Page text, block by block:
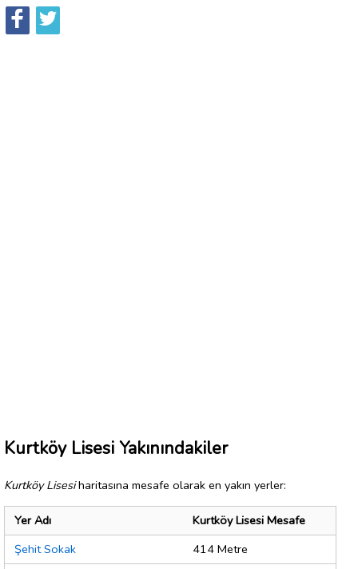
Kurtköy Lisesi Yakınındakiler
Kurtköy Lisesiharitasına mesafe olarak en yakın yerler:
Yer Adı
Kurtköy Lisesi Mesafe
Şehit Sokak
414 Metre